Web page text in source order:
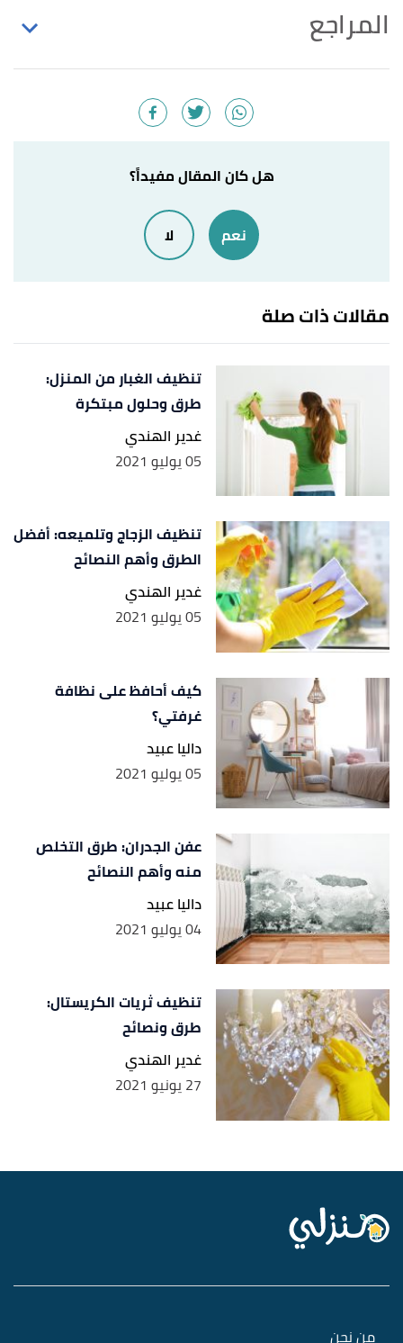
المراجع
worldofstones , Retrieved 20/12/2022.
best way to clean,a whole bucket of water. "How
20/12/2022. Edited.
& polish Slate, tile &,will cling to the mop. "10
, Retrieved 26/12/2022. Edited.
↑
"How to Clean Matte Porcelain Tiles?"
,nesttile,
Retrieved 26/12/2022. Edited.
"How to Clean Matte Porcelain Tiles Properly"
,
allflooringdirectory, Retrieved 26/12/2022. Edited.
هل كان المقال مفيداً؟
نعم لا
مقالات ذات صلة
تنظيف الغبار من المنزل:
طرق وحلول مبتكرة
غدير الهندي
05 يوليو 2021
تنظيف الزجاج وتلميعه: أفضل
الطرق وأهم النصائح
غدير الهندي
05 يوليو 2021
كيف أحافظ على نظافة
غرفتي؟
داليا عبيد
05 يوليو 2021
عفن الجدران: طرق التخلص
منه وأهم النصائح
داليا عبيد
04 يوليو 2021
تنظيف ثريات الكريستال:
طرق ونصائح
غدير الهندي
27 يونيو 2021
من نحن